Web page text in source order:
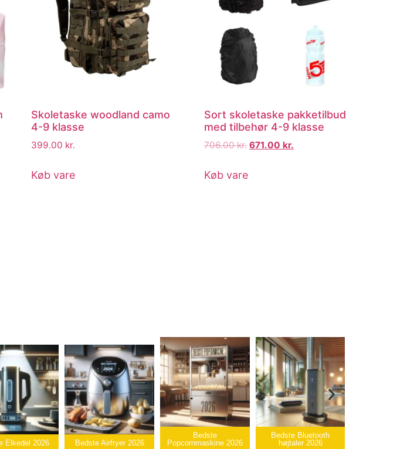
Skoletaske woodland camo
4-9 klasse
399.00 kr.
Køb vare
Sort skoletaske pakketilbud
med tilbehør 4-9 klasse
706.00kr. 671.00 kr.
Køb vare
Airfryer 2026
Bedste
Popcornmaskine 2026
Bedste Bluetooth
højtaler 2026
Bedste infrarøde
varmepude 2026